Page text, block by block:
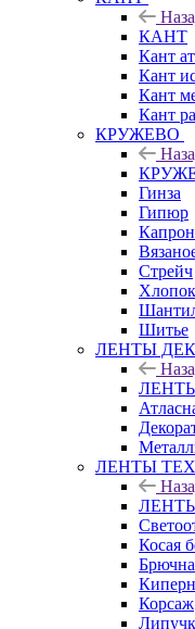
КАНТ
Кант
Кант
Кант
Кант
КРУЖЕВО
Гинза
Гипюр
Капрон
Стрейч
Шитье
ЛЕНТЫ
ЛЕНТЫ
Косая
Корсаж